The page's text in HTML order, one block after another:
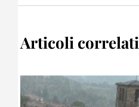
Articoli correlati